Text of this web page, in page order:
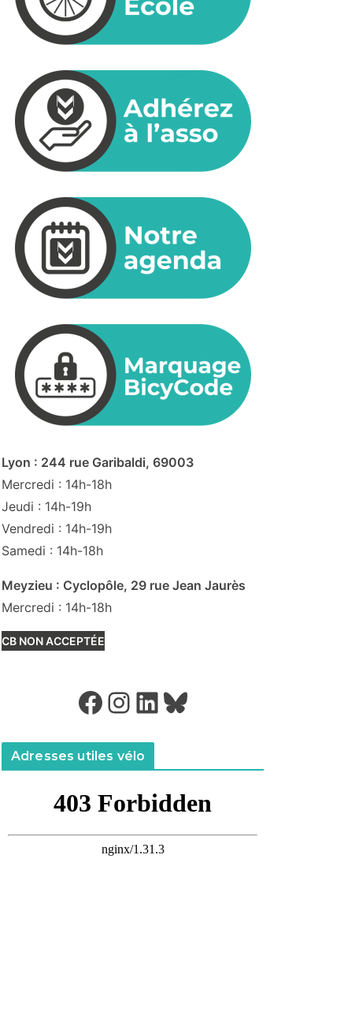
Lyon : 244 rue Garibaldi, 69003
Mercredi : 14h-18h
Jeudi : 14h-19h
Vendredi : 14h-19h
Samedi : 14h-18h
Meyzieu : Cyclopôle, 29 rue Jean Jaurès
Mercredi : 14h-18h
CB NON ACCEPTÉE
Facebook Instagram LinkedIn Bluesky
Adresses utiles vélo